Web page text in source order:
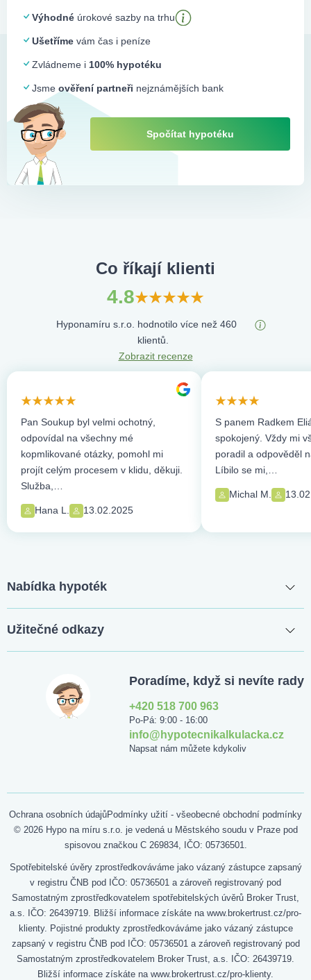
Výhodné úrokové sazby na trhu
Ušetříme vám čas i peníze
Zvládneme i 100% hypotéku
Jsme ověření partneři nejznámějších bank
Spočítat hypotéku
Co říkají klienti
4.8
Hyponamíru s.r.o. hodnotilo více než 460
klientů.
Zobrazit recenze
Pan Soukup byl velmi ochotný,
odpovídal na všechny mé
kopmlikované otázky, pomohl mi
projít celým procesem v klidu, děkuji.
Služba,…
Hana L. 13.02.2025
S panem Radkem
spokojený. Vždy mi
poradil a odpověděl
Líbilo se mi,…
Michal M.
Nabídka hypoték
Užitečné odkazy
Poradíme, když si nevíte rady
+420 518 700 963
Po-Pá: 9:00 - 16:00
info@hypotecnikalkulacka.cz
Napsat nám můžete kdykoliv
Ochrana osobních údajůPodmínky užití - všeobecné obchodní podmínky
© 2026 Hypo na míru s.r.o. je vedená u Městského soudu v Praze pod
spisovou značkou C 269834, IČO: 05736501.
Spotřebitelské úvěry zprostředkováváme jako vázaný zástupce zapsaný
v registru ČNB pod IČO: 05736501 a zároveň registrovaný pod
Samostatným zprostředkovatelem spotřebitelských úvěrů Broker Trust,
a.s. IČO: 26439719. Bližší informace získáte na www.brokertrust.cz/pro-
klienty. Pojistné produkty zprostředkováváme jako vázaný zástupce
zapsaný v registru ČNB pod IČO: 05736501 a zároveň registrovaný pod
Samostatným zprostředkovatelem Broker Trust, a.s. IČO: 26439719.
Bližší informace získáte na www.brokertrust.cz/pro-klienty.